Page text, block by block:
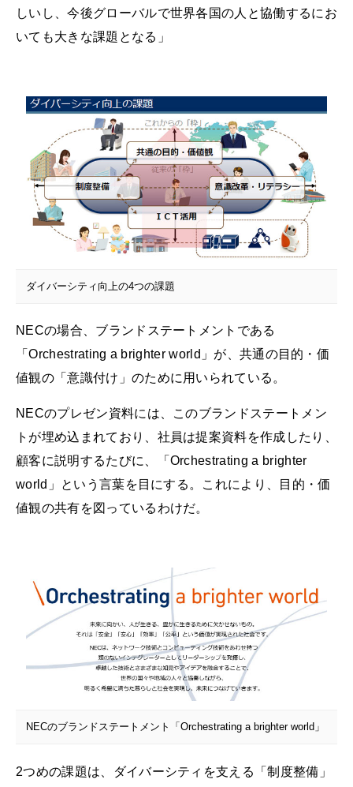
しいし、今後グローバルで世界各国の人と協働するにお
いても大きな課題となる」
ダイバーシティ向上の4つの課題
NECの場合、ブランドステートメントである
「Orchestrating a brighter world」が、共通の目的・価
値観の「意識付け」のために用いられている。
NECのプレゼン資料には、このブランドステートメン
トが埋め込まれており、社員は提案資料を作成したり、
顧客に説明するたびに、「Orchestrating a brighter
world」という言葉を目にする。これにより、目的・価
値観の共有を図っているわけだ。
NECのブランドステートメント「Orchestrating a brighter world」
2つめの課題は、ダイバーシティを支える「制度整備」